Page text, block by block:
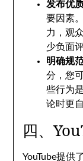
发布优
要因素
力，观
少负面
明确规
分，您
些行为
论时更
四、
YouTube提供